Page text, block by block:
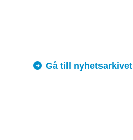
Gå till nyhetsarkivet